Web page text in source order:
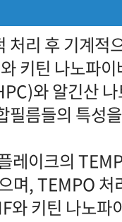
처리 후 기계적
키틴 나노파
와 알긴산
필름들의 특성
레이크의
며, TEMPO 처
와 키틴 나노파